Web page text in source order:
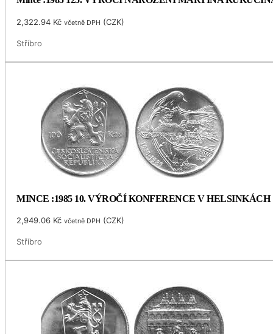
2,322.94 Kč včetně DPH (CZK)
Stříbro
MINCE :1985 10. VÝROČÍ KONFERENCE V HELSINKÁCH
2,949.06 Kč včetně DPH (CZK)
Stříbro